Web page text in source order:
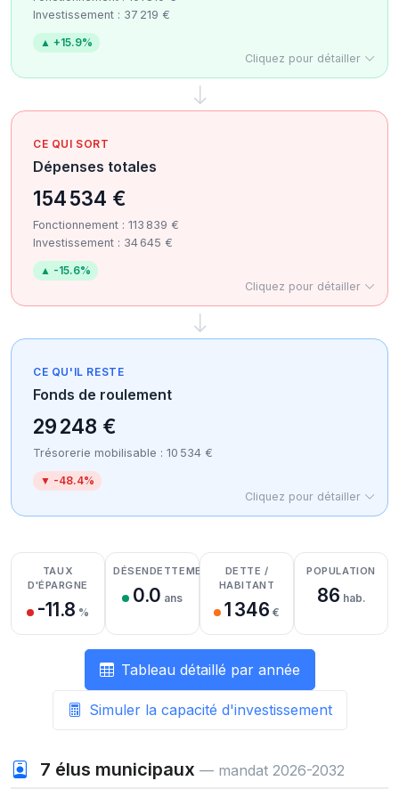
Investissement : 37 219 €
▲ +15.9%
Cliquez pour détailler
CE QUI SORT
Dépenses totales
154 534 €
Fonctionnement : 113 839 €
Investissement : 34 645 €
▲ -15.6%
Cliquez pour détailler
CE QU'IL RESTE
Fonds de roulement
29 248 €
Trésorerie mobilisable : 10 534 €
▼ -48.4%
Cliquez pour détailler
Détail des recettes
Détail des dépenses
Détail de la trésorerie
TAUX
D'ÉPARGNE
-11.8 %
DÉSENDETTEMENT
0.0 ans
DETTE /
HABITANT
1 346 €
POPULATION
86 hab.
Tableau détaillé par année
Simuler la capacité d'investissement
7 élus municipaux — mandat 2026-2032